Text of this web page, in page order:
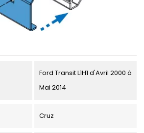
Ford Transit L1H1 d'Avril 2000 à
Mai 2014
Cruz